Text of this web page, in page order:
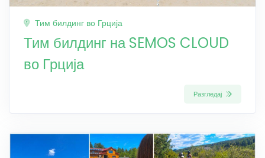
Тим билдинг во Грција
Тим билдинг на SEMOS CLOUD
во Грција
Разгледај